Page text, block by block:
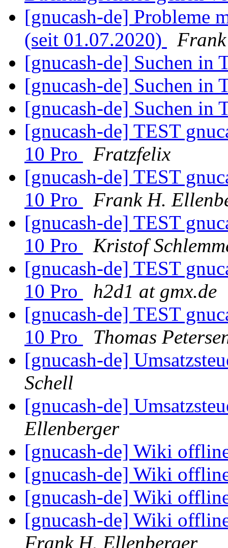
[gnucash-de] Probleme
(seit 01.07.2020)
[gnucash-de] Suchen in
[gnucash-de] Suchen in
[gnucash-de] Suchen in
[gnucash-de] TEST
10 Pro
Fratzfelix
[gnucash-de] TEST
10 Pro
Frank H.
[gnucash-de] TEST
10 Pro
Kristof
[gnucash-de] TEST
10 Pro
h2d1 at gmx.de
[gnucash-de] TEST
10 Pro
Thomas
[gnucash-de]
Schell
[gnucash-de]
Ellenberger
[gnucash-de] Wiki
[gnucash-de] Wiki
[gnucash-de] Wiki
[gnucash-de] Wiki
Frank H. Ellenberger